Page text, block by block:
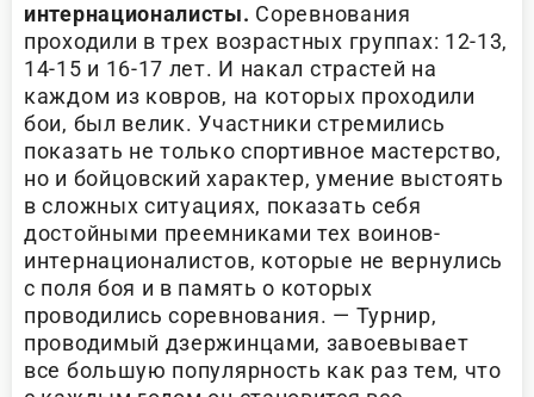
интернационалисты. Соревнования
проходили в трех возрастных группах: 12-13,
14-15 и 16-17 лет. И накал страстей на
каждом из ковров, на которых проходили
бои, был велик. Участники стремились
показать не только спортивное мастерство,
но и бойцовский характер, умение выстоять
в сложных ситуациях, показать себя
достойными преемниками тех воинов-
интернационалистов, которые не вернулись
с поля боя и в память о которых
проводились соревнования. — Турнир,
проводимый дзержинцами, завоевывает
все большую популярность как раз тем, что